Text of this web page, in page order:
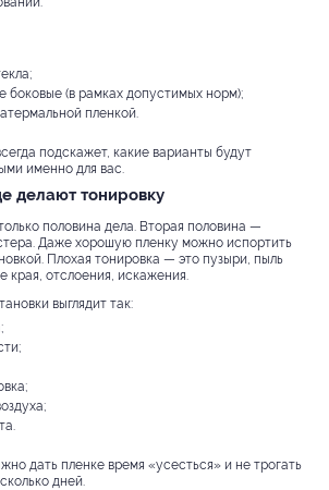
боковые (в рамках допустимых норм);
пленкой.
подскажет, какие варианты будут
именно для вас.
делают тонировку
половина дела. Вторая половина —
Даже хорошую пленку можно испортить
Плохая тонировка — это пузыри, пыль
края, отслоения, искажения.
выглядит так:
дать пленке время «усесться» и не трогать
дней.